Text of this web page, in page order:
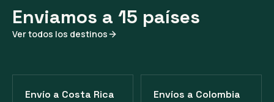
Enviamos a 15 países
Ver todos los destinos
Envío a Costa Rica
Envíos a Colombia